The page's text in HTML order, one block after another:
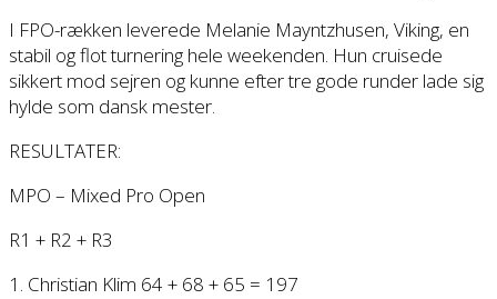
I FPO-rækken leverede Melanie Mayntzhusen, Viking, en
stabil og flot turnering hele weekenden. Hun cruisede
sikkert mod sejren og kunne efter tre gode runder lade sig
hylde som dansk mester.
RESULTATER:
MPO – Mixed Pro Open
R1 + R2 + R3
1. Christian Klim 64 + 68 + 65 = 197